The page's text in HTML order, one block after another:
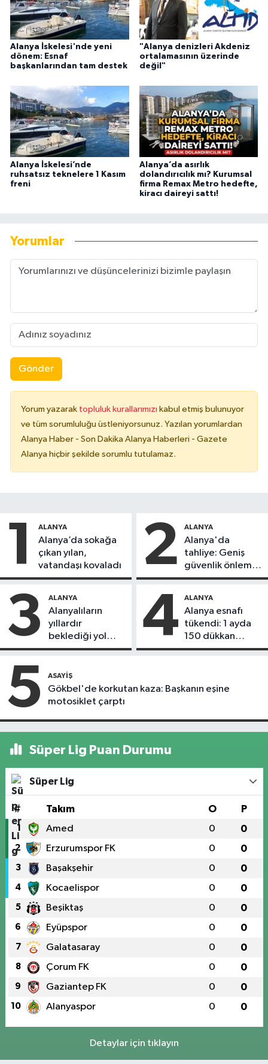
Alanya İskelesi'nde yeni
dönem: Esnaf
başkanlarından tam destek
"Alanya denizleri Akdeniz
ortalamasının üzerinde
değil"
Alanya İskelesi’nde
ruhsatsız teknelere 1 Kasım
freni
Alanya’da asırlık
dolandırıcılık mı? Kurumsal
firma Remax Metro hedefte,
kiracı daireyi sattı!
Yorumlar
Gönder
Yorum yazarak topluluk kurallarımızı kabul etmiş bulunuyor
ve tüm sorumluluğu üstleniyorsunuz. Yazılan yorumlardan
Alanya Haber - Son Dakika Alanya Haberleri - Gazete
Alanya hiçbir şekilde sorumlu tutulamaz.
1 ALANYA
Alanya’da sokağa
çıkan yılan,
vatandaşı kovaladı
2 ALANYA
Alanya'da
tahliye: Geniş
güvenlik önlemi
alındı
3 ALANYA
Alanyalıların
yıllardır
beklediği yol
askıdan döndü
4 ALANYA
Alanya esnafı
tükendi: 1 ayda
150 dükkan
kapandı
5 ASAYIŞ
Gökbel'de korkutan kaza: Başkanın eşine
motosiklet çarptı
Süper Lig Puan Durumu
Süper Lig
# Takım O P
1 Amed 0 0
2 Erzurumspor FK 0 0
3 Başakşehir 0 0
4 Kocaelispor 0 0
5 Beşiktaş 0 0
6 Eyüpspor 0 0
7 Galatasaray 0 0
8 Çorum FK 0 0
9 Gaziantep FK 0 0
10 Alanyaspor 0 0
Detaylar için tıklayın